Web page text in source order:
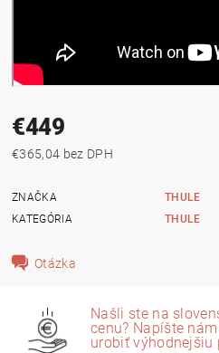
€449
€365,04 bez DPH
ZNAČKA
THULE
KATEGÓRIA
THULE
Otázka
Našli ste na
cenu? Napíšte
urobiť výhodnejšiu